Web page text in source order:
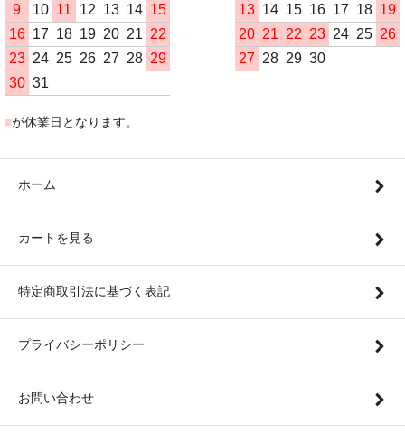
9
10 11 12 13 14 15
16 17 18 19 20 21 22
23 24 25 26 27 28 29
30 31
13 14 15 16 17 18 19
20 21 22 23 24 25 26
27 28 29 30
■が休業日となります。
ホーム
カートを見る
特定商取引法に基づく表記
プライバシーポリシー
お問い合わせ